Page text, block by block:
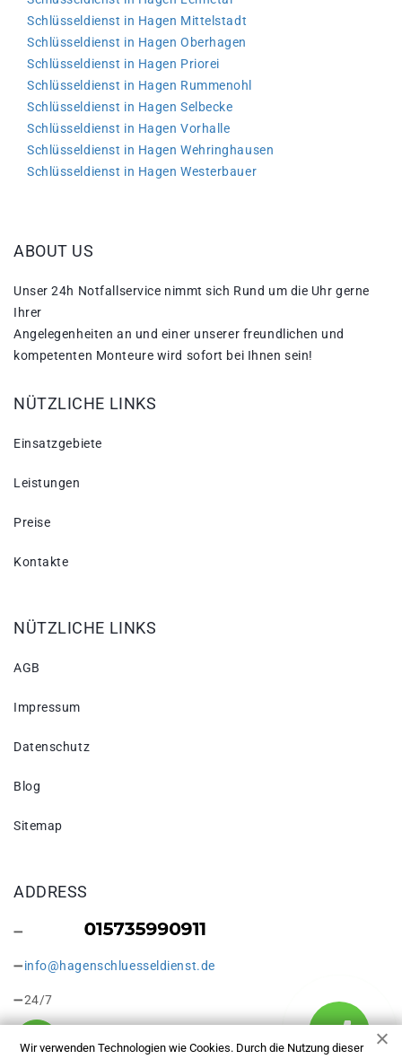
Schlüsseldienst in Hagen Mittelstadt
Schlüsseldienst in Hagen Oberhagen
Schlüsseldienst in Hagen Priorei
Schlüsseldienst in Hagen Rummenohl
Schlüsseldienst in Hagen Selbecke
Schlüsseldienst in Hagen Vorhalle
Schlüsseldienst in Hagen Wehringhausen
Schlüsseldienst in Hagen Westerbauer
Wir verwenden Technologien wie Cookies. Durch die Nutzung dieser
ABOUT US
Unser 24h Notfallservice nimmt sich Rund um die Uhr gerne
Ihrer
Angelegenheiten an und einer unserer freundlichen und
kompetenten Monteure wird sofort bei Ihnen sein!
NÜTZLICHE LINKS
Einsatzgebiete
Leistungen
Preise
Kontakte
NÜTZLICHE LINKS
AGB
Impressum
Datenschutz
Blog
Sitemap
ADDRESS
info@hagenschluesseldienst.de
24/7